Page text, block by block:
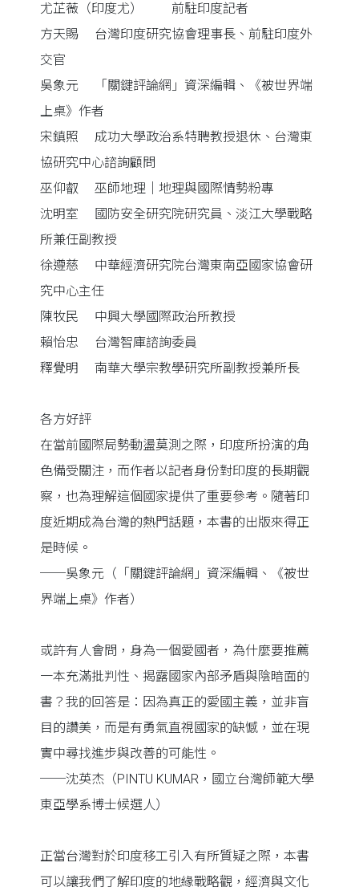
尤芷薇（印度尤） 前駐印度記者
方天賜 台灣印度研究協會理事長、前駐印度外
交官
吳象元 「關鍵評論網」資深編輯、《被世界端
上桌》作者
宋鎮照 成功大學政治系特聘教授退休、台灣東
協研究中心諮詢顧問
巫仰叡 巫師地理｜地理與國際情勢粉專
沈明室 國防安全研究院研究員、淡江大學戰略
所兼任副教授
徐遵慈 中華經濟研究院台灣東南亞國家協會研
究中心主任
陳牧民 中興大學國際政治所教授
賴怡忠 台灣智庫諮詢委員
釋覺明 南華大學宗教學研究所副教授兼所長
各方好評
在當前國際局勢動盪莫測之際，印度所扮演的角
色備受關注，而作者以記者身份對印度的長期觀
察，也為理解這個國家提供了重要參考。隨著印
度近期成為台灣的熱門話題，本書的出版來得正
是時候。
──吳象元（「關鍵評論網」資深編輯、《被世
界端上桌》作者）
或許有人會問，身為一個愛國者，為什麼要推薦
一本充滿批判性、揭露國家內部矛盾與陰暗面的
書？我的回答是：因為真正的愛國主義，並非盲
目的讚美，而是有勇氣直視國家的缺憾，並在現
實中尋找進步與改善的可能性。
──沈英杰（PINTU KUMAR，國立台灣師範大學
東亞學系博士候選人）
正當台灣對於印度移工引入有所質疑之際，本書
可以讓我們了解印度的地緣戰略觀，經濟與文化